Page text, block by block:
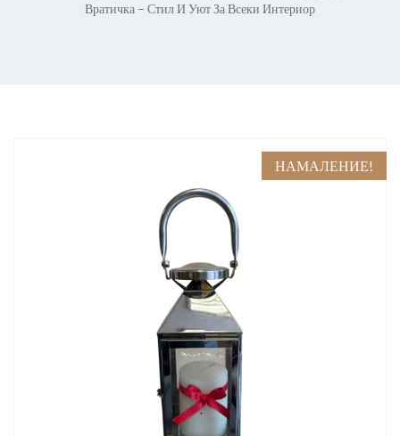
Вратичка – Стил И Уют За Всеки Интериор
НАМАЛЕНИЕ!